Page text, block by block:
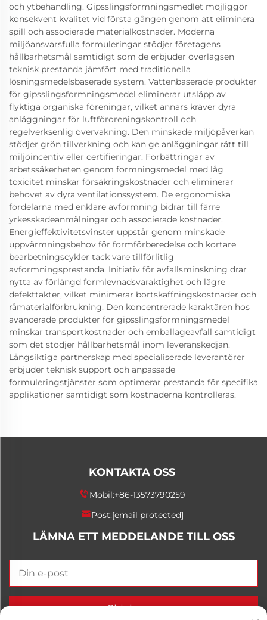
och ytbehandling. Gipsslingsformningsmedlet möjliggör
konsekvent kvalitet vid första gången genom att eliminera
spill och associerade materialkostnader. Moderna
miljöansvarsfulla formuleringar stödjer företagens
hållbarhetsmål samtidigt som de erbjuder överlägsen
teknisk prestanda jämfört med traditionella
lösningsmedelsbaserade system. Vattenbaserade produkter
för gipsslingsformningsmedel eliminerar utsläpp av
flyktiga organiska föreningar, vilket annars kräver dyra
anläggningar för luftföroreningskontroll och
regelverksenlig övervakning. Den minskade miljöpåverkan
stödjer grön tillverkning och kan ge anläggningar rätt till
miljöincentiv eller certifieringar. Förbättringar av
arbetssäkerheten genom formningsmedel med låg
toxicitet minskar försäkringskostnader och eliminerar
behovet av dyra ventilationssystem. De ergonomiska
fördelarna med enklare avformning bidrar till färre
yrkesskadeanmälningar och associerade kostnader.
Energieffektivitetsvinster uppstår genom minskade
uppvärmningsbehov för formförberedelse och kortare
bearbetningscykler tack vare tillförlitlig
avformningsprestanda. Initiativ för avfallsminskning drar
nytta av förlängd formlevnadsvaraktighet och lägre
defekttakter, vilket minimerar bortskaffningskostnader och
råmaterialförbrukning. Den koncentrerade karaktären hos
avancerade produkter för gipsslingsformningsmedel
minskar transportkostnader och emballageavfall samtidigt
som det stödjer hållbarhetsmål inom leveranskedjan.
Långsiktiga partnerskap med specialiserade leverantörer
erbjuder teknisk support och anpassade
formuleringstjänster som optimerar prestanda för specifika
applikationer samtidigt som kostnaderna kontrolleras.
KONTAKTA OSS
Mobil:+86-13573790259
Post:[email protected]
LÄMNA ETT MEDDELANDE TILL OSS
Skicka nu